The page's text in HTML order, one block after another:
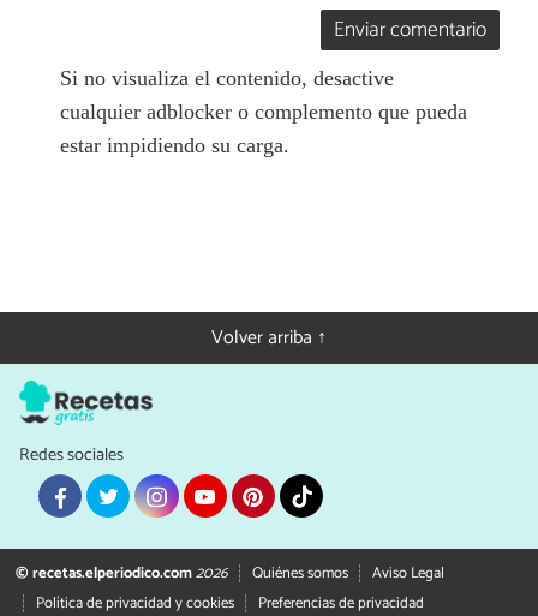
Enviar comentario
Si no visualiza el contenido, desactive
cualquier adblocker o complemento que pueda
estar impidiendo su carga.
Volver arriba ↑
Redes sociales
© recetas.elperiodico.com2026 Quiénes somos
Aviso Legal
Política de privacidad y cookies
Preferencias de privacidad